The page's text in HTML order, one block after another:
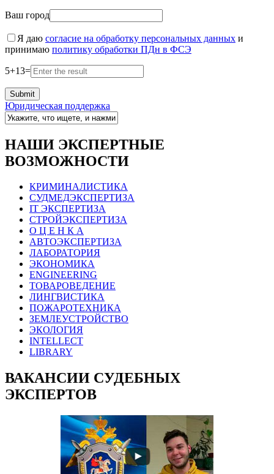
Ваш город
Я даю согласие на обработку персональных данных и
принимаю политику обработки ПДн в ФСЭ
5+13=
Юридическая поддержка
НАШИ ЭКСПЕРТНЫЕ
ВОЗМОЖНОСТИ
КРИМИНАЛИСТИКА
СУДМЕДЭКСПЕРТИЗА
IT ЭКСПЕРТИЗА
СТРОЙЭКСПЕРТИЗА
О Ц Е Н К А
АВТОЭКСПЕРТИЗА
ЛАБОРАТОРИЯ
ЭКОНОМИКА
ENGINEERING
ТОВАРОВЕДЕНИЕ
ЛИНГВИСТИКА
ПОЖАРОТЕХНИКА
ЗЕМЛЕУСТРОЙСТВО
ЭКОЛОГИЯ
INTELLECT
LIBRARY
ВАКАНСИИ СУДЕБНЫХ
ЭКСПЕРТОВ